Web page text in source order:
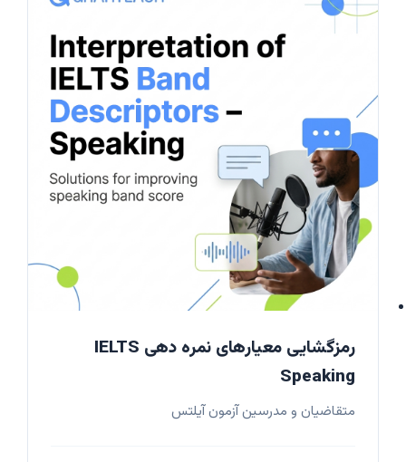
رمزگشایی معیارهای نمره دهی IELTS
Speaking
متقاضیان و مدرسین آزمون آیلتس